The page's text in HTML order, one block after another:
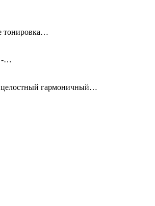
тонировка…
-…
целостный гармоничный…